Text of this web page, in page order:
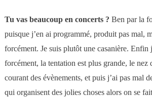
Tu vas beaucoup en concerts ? Ben par la
puisque j’en ai programmé, produit pas mal,
forcément. Je suis plutôt une casanière. Enfin
forcément, la tentation est plus grande, le nez
courant des évènements, et puis j’ai pas mal
qui organisent des jolies choses alors on se